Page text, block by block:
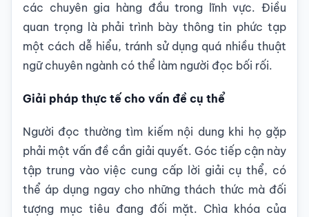
các chuyên gia hàng đầu trong lĩnh vực. Điều
quan trọng là phải trình bày thông tin phức tạp
một cách dễ hiểu, tránh sử dụng quá nhiều thuật
ngữ chuyên ngành có thể làm người đọc bối rối.
Giải pháp thực tế cho vấn đề cụ thể
Người đọc thường tìm kiếm nội dung khi họ gặp
phải một vấn đề cần giải quyết. Góc tiếp cận này
tập trung vào việc cung cấp lời giải cụ thể, có
thể áp dụng ngay cho những thách thức mà đối
tượng mục tiêu đang đối mặt. Chìa khóa của